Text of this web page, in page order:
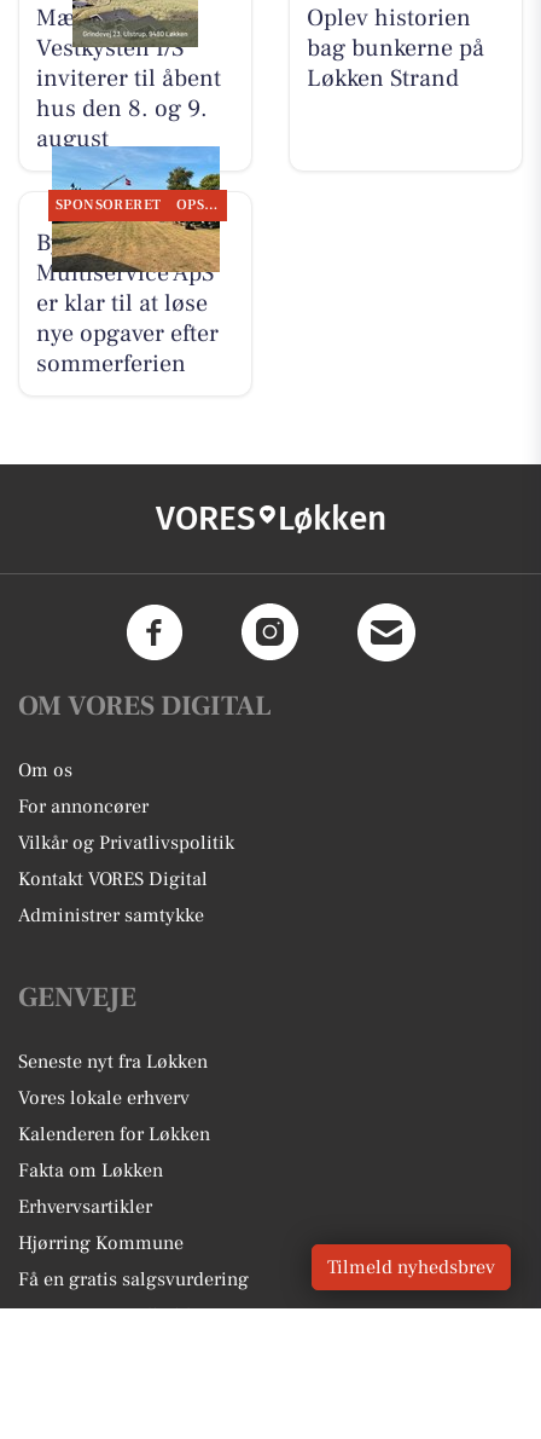
Mæglerhuset
Vestkysten I/S
inviterer til åbent
hus den 8. og 9.
august
Oplev historien
bag bunkerne på
Løkken Strand
SPONSORERET OPSLAGSTAVLEN
Byrdal
Multiservice ApS
er klar til at løse
nye opgaver efter
sommerferien
VORES Løkken
OM VORES DIGITAL
Om os
For annoncører
Vilkår og Privatlivspolitik
Kontakt VORES Digital
Administrer samtykke
GENVEJE
Seneste nyt fra Løkken
Vores lokale erhverv
Kalenderen for Løkken
Fakta om Løkken
Erhvervsartikler
Hjørring Kommune
Få en gratis salgsvurdering
Sponsoreret indhold
Tilmeld nyhedsbrev